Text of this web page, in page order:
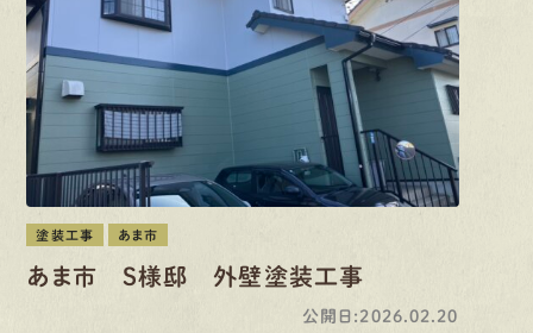
塗装工事 あま市
あま市 S様邸 外壁塗装工事
公開日:2026.02.20